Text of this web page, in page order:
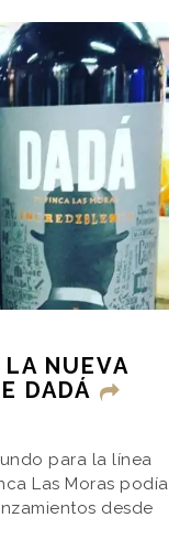
LA NUEVA
DADÁ
para la línea
Las Moras podía
desde